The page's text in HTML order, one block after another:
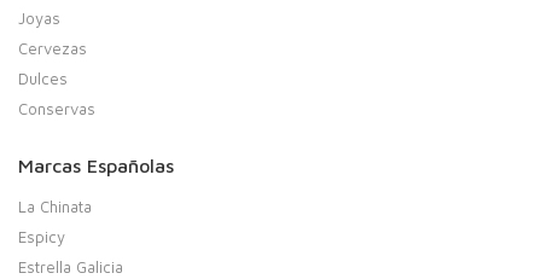
Joyas
Cervezas
Dulces
Conservas
Marcas Españolas
La Chinata
Espicy
Estrella Galicia